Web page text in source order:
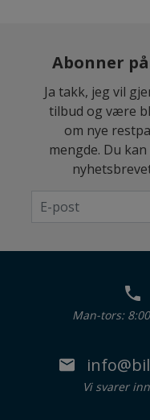
Abonner
Ja takk, jeg vil
tilbud og være
om nye
mengde. Du
Man-tors:
Vi svarer